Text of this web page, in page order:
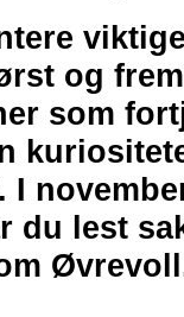
og
som
I
du lest